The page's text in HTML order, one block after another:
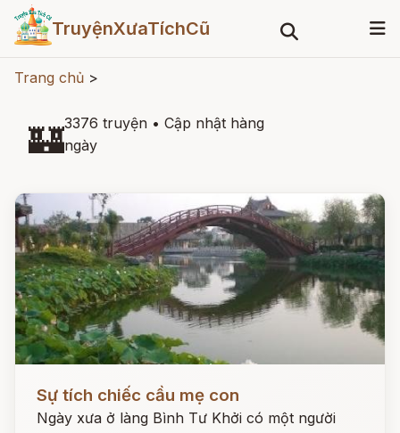
TruyệnXưaTíchCũ
Trang chủ >
🏰3376 truyện • Cập nhật hàng
ngày
Sự tích chiếc cầu mẹ con
Ngày xưa ở làng Bình Tư Khởi có một người